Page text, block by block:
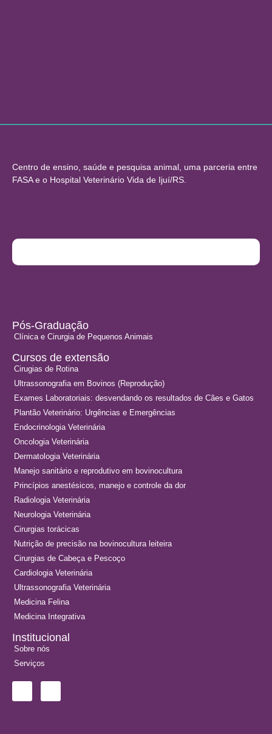
Centro de ensino, saúde e pesquisa animal, uma parceria entre
FASA e o Hospital Veterinário Vida de Ijuí/RS.
Pós-Graduação
Clínica e Cirurgia de Pequenos Animais
Cursos de extensão
Cirugias de Rotina
Ultrassonografia em Bovinos (Reprodução)
Exames Laboratoriais: desvendando os resultados de Cães e Gatos
Plantão Veterinário: Urgências e Emergências
Endocrinologia Veterinária
Oncologia Veterinária
Dermatologia Veterinária
Manejo sanitário e reprodutivo em bovinocultura
Princípios anestésicos, manejo e controle da dor
Radiologia Veterinária
Neurologia Veterinária
Cirurgias torácicas
Nutrição de precisão na bovinocultura leiteira
Cirurgias de Cabeça e Pescoço
Cardiologia Veterinária
Ultrassonografia Veterinária
Medicina Felina
Medicina Integrativa
Institucional
Sobre nós
Serviços